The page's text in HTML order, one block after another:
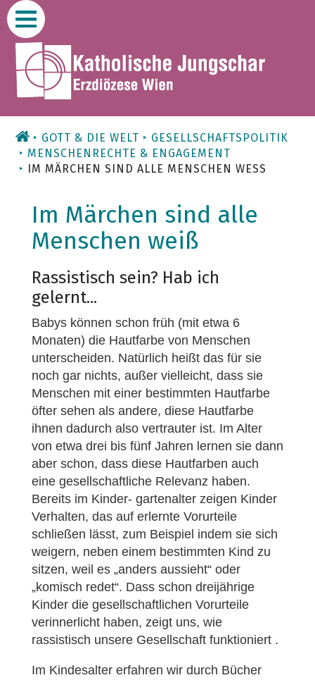
Zum
Inhalt
GOTT & DIE WELT
GESELLSCHAFTSPOLITIK
MENSCHENRECHTE & ENGAGEMENT
IM MÄRCHEN SIND ALLE MENSCHEN WESS
Im Märchen sind alle
Menschen weiß
Rassistisch sein? Hab ich
gelernt...
Babys können schon früh (mit etwa 6
Monaten) die Hautfarbe von Menschen
unterscheiden. Natürlich heißt das für sie
noch gar nichts, außer vielleicht, dass sie
Menschen mit einer bestimmten Hautfarbe
öfter sehen als andere, diese Hautfarbe
ihnen dadurch also vertrauter ist. Im Alter
von etwa drei bis fünf Jahren lernen sie dann
aber schon, dass diese Hautfarben auch
eine gesellschaftliche Relevanz haben.
Bereits im Kinder- gartenalter zeigen Kinder
Verhalten, das auf erlernte Vorurteile
schließen lässt, zum Beispiel indem sie sich
weigern, neben einem bestimmten Kind zu
sitzen, weil es „anders aussieht“ oder
„komisch redet“. Dass schon dreijährige
Kinder die gesellschaftlichen Vorurteile
verinnerlicht haben, zeigt uns, wie
rassistisch unsere Gesellschaft funktioniert .
Im Kindesalter erfahren wir durch Bücher